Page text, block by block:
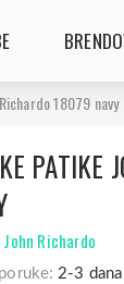
18079 navy
PATIKE
John Richardo
2-3 dana